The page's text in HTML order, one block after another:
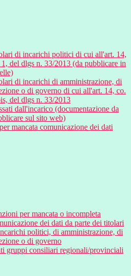
di incarichi politici di cui all'art. 14,
1, del dlgs n. 33/2013 (da pubblicare in
di incarichi di amministrazione, di
o di governo di cui all'art. 14, co.
del dlgs n. 33/2013
dall'incarico (documentazione da
sul sito web)
mancata comunicazione dei dati
per mancata o incompleta
dei dati da parte dei titolari
politici, di amministrazione, di
o di governo
gruppi consiliari regionali/provinciali